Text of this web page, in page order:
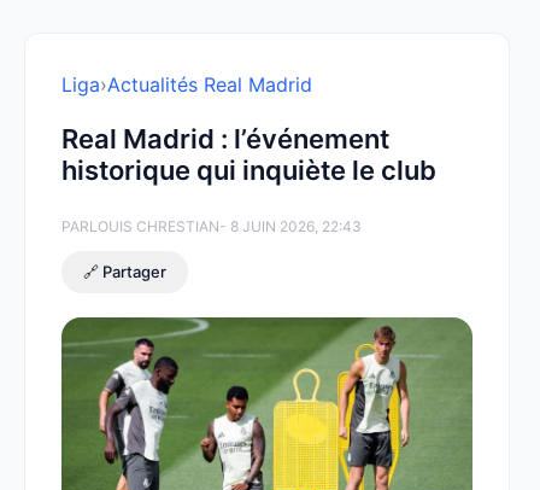
Liga›Actualités Real Madrid
Real Madrid : l’événement
historique qui inquiète le club
PARLOUIS CHRESTIAN- 8 JUIN 2026, 22:43
🔗 Partager